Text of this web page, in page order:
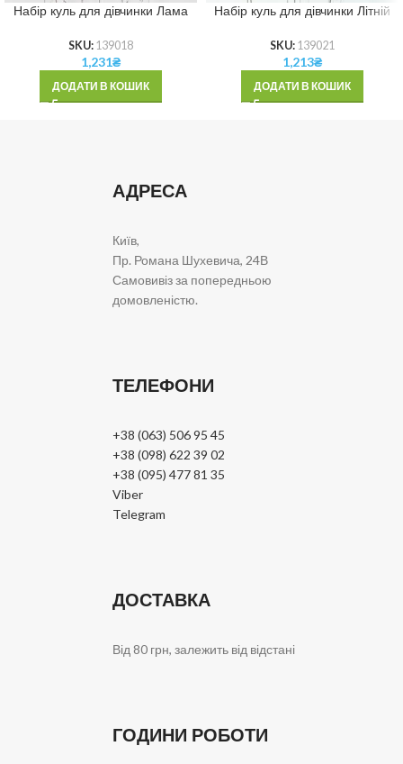
Набір куль для дівчинки Лама
SKU: 139018
1,231₴
ДОДАТИ В КОШИК
Набір куль для дівчинки Літній
SKU: 139021
1,213₴
ДОДАТИ В КОШИК
АДРЕСА
Київ,
Пр. Романа Шухевича, 24В
Самовивіз за попередньою
домовленістю.
ТЕЛЕФОНИ
+38 (063) 506 95 45
+38 (098) 622 39 02
+38 (095) 477 81 35
Viber
Telegram
ДОСТАВКА
Від 80 грн, залежить від відстані
ГОДИНИ РОБОТИ